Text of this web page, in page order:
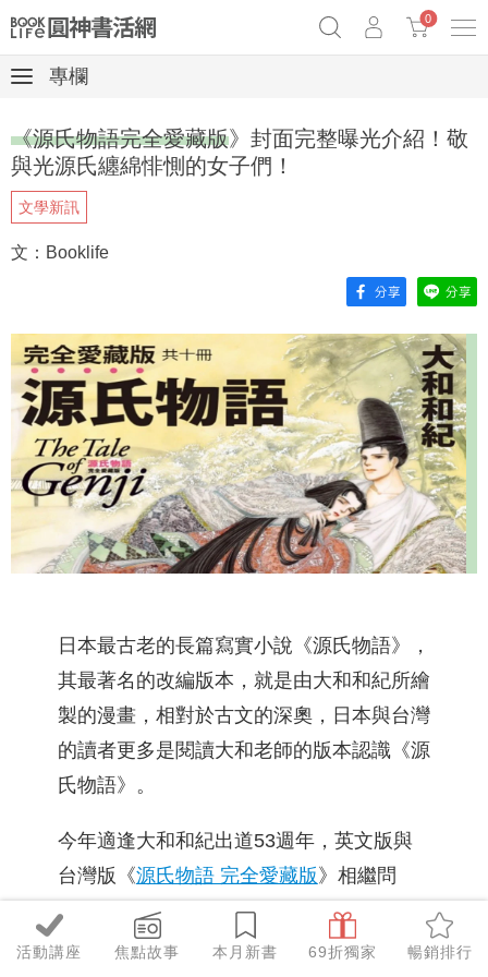
Netflix話題章魚小說！
0
活動講座 焦點故事 本月新書 69折獨家 暢銷排行
專欄
《源氏物語完全愛藏版》封面完整曝光介紹！敬
與光源氏纏綿悱惻的女子們！
文學新訊
文：Booklife
日本最古老的長篇寫實小說《源氏物語》，
其最著名的改編版本，就是由大和和紀所繪
製的漫畫，相對於古文的深奧，日本與台灣
的讀者更多是閱讀大和老師的版本認識《源
氏物語》。
今年適逢大和和紀出道53週年，英文版與
台灣版《源氏物語 完全愛藏版》相繼問
世，大和老師的原畫，更登上美國大都會藝
術博物館的「源氏物語展」
（The Tale of Genji: